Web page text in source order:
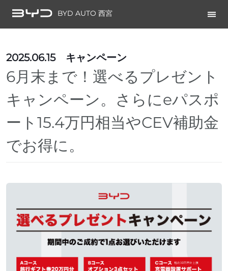
BYD AUTO 西宮
2025.06.15 キャンペーン
6月末まで！選べるプレゼント
キャンペーン。さらにeパスポ
ート15.4万円相当やCEV補助金
でお得に。